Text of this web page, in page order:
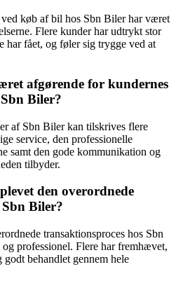
ved køb af bil hos Sbn Biler har været
Flere kunder har udtrykt stor
har fået, og føler sig trygge ved at
afgørende for kundernes
Biler?
af Sbn Biler kan tilskrives flere
service, den professionelle
samt den gode kommunikation og
tilbyder.
den overordnede
Biler?
transaktionsproces hos Sbn
professionel. Flere har fremhævet,
behandlet gennem hele